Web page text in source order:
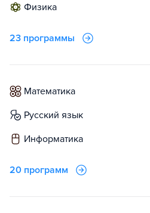
физика
23 программы
математика
русский язык
информатика
20 программ